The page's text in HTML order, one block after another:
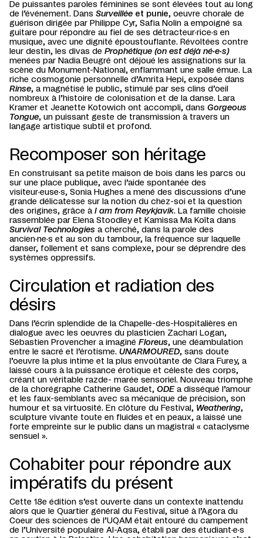
De puissantes paroles féminines se sont élevées tout au long
de l’événement. Dans Surveillée et punie, oeuvre chorale de
guérison dirigée par Philippe Cyr, Safia Nolin a empoigné sa
guitare pour répondre au fiel de ses détracteur·rice·s en
musique, avec une dignité époustouflante. Révoltées contre
leur destin, les divas de Prophétique (on est déjà né·e·s)
menées par Nadia Beugré ont déjoué les assignations sur la
scène du Monument-National, enflammant une salle émue. La
riche cosmogonie personnelle d’Amrita Hepi, exposée dans
Rinse, a magnétisé le public, stimulé par ses clins d’oeil
nombreux à l’histoire de colonisation et de la danse. Lara
Kramer et Jeanette Kotowich ont accompli, dans Gorgeous
Tongue, un puissant geste de transmission à travers un
langage artistique subtil et profond.
Recomposer son héritage
En construisant sa petite maison de bois dans les parcs ou
sur une place publique, avec l’aide spontanée des
visiteur·euse·s, Sonia Hughes a mené des discussions d’une
grande délicatesse sur la notion du chez-soi et la question
des origines, grâce à I am from Reykjavik. La famille choisie
rassemblée par Elena Stoodley et Kamissa Ma Koïta dans
Survival Technologies a cherché, dans la parole des
ancien·ne·s et au son du tambour, la fréquence sur laquelle
danser, follement et sans complexe, pour se déprendre des
systèmes oppressifs.
Circulation et radiation des
désirs
Dans l’écrin splendide de la Chapelle-des-Hospitalières en
dialogue avec les oeuvres du plasticien Zachari Logan,
Sébastien Provencher a imaginé Floreus, une déambulation
entre le sacré et l’érotisme. UNARMOURED, sans doute
l’oeuvre la plus intime et la plus envoûtante de Clara Furey, a
laissé cours à la puissance érotique et céleste des corps,
créant un véritable razde- marée sensoriel. Nouveau triomphe
de la chorégraphe Catherine Gaudet, ODE a disséqué l’amour
et les faux-semblants avec sa mécanique de précision, son
humour et sa virtuosité. En clôture du Festival, Weathering,
sculpture vivante toute en fluides et en peaux, a laissé une
forte empreinte sur le public dans un magistral « cataclysme
sensuel ».
Cohabiter pour répondre aux
impératifs du présent
Cette 18e édition s’est ouverte dans un contexte inattendu
alors que le Quartier général du Festival, situé à l’Agora du
Coeur des sciences de l’UQAM était entouré du campement
de l’Université populaire Al-Aqsa, établi par des étudiant·e·s